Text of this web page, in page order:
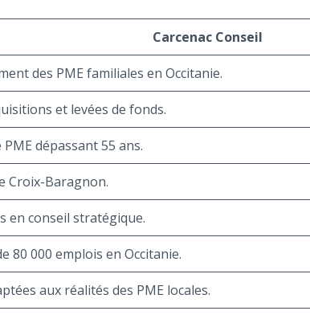
Carcenac Conseil
des PME familiales en Occitanie.
et levées de fonds.
dépassant 55 ans.
Croix-Baragnon.
en conseil stratégique.
80 000 emplois en Occitanie.
aux réalités des PME locales.